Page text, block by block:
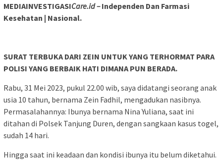
MEDIAINVESTIGASICare.id –Independen Dan Farmasi
Kesehatan | Nasional.
SURAT TERBUKA DARI ZEIN UNTUK YANG TERHORMAT PARA
POLISI YANG BERBAIK HATI DIMANA PUN BERADA.
Rabu, 31 Mei 2023, pukul 22.00 wib, saya didatangi seorang anak
usia 10 tahun, bernama Zein Fadhil, mengadukan nasibnya.
Permasalahannya: Ibunya bernama Nina Yuliana, saat ini
ditahan di Polsek Tanjung Duren, dengan sangkaan kasus togel,
sudah 14 hari.
Hingga saat ini keadaan dan kondisi ibunya itu belum diketahui.